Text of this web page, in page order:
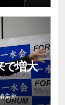
で増大
集部